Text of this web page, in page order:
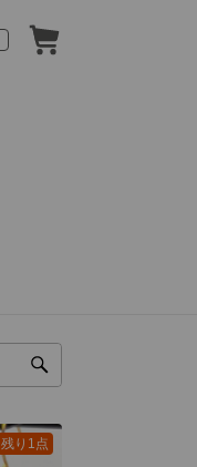
残り1点